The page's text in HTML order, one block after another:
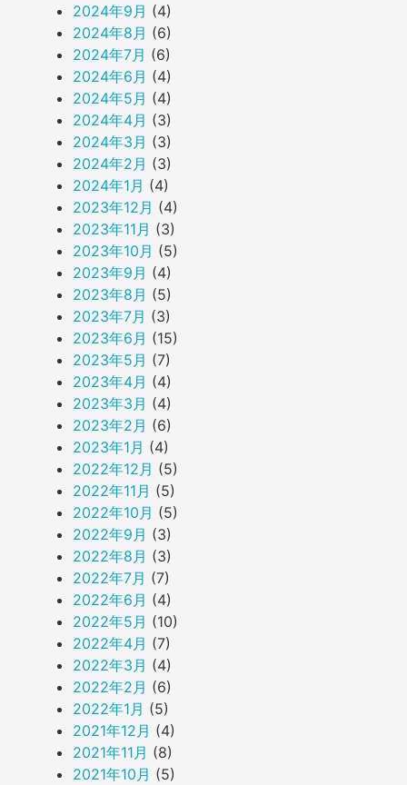
2024年9月 (4)
2024年8月 (6)
2024年7月 (6)
2024年6月 (4)
2024年5月 (4)
2024年4月 (3)
2024年3月 (3)
2024年2月 (3)
2024年1月 (4)
2023年12月 (4)
2023年11月 (3)
2023年10月 (5)
2023年9月 (4)
2023年8月 (5)
2023年7月 (3)
2023年6月 (15)
2023年5月 (7)
2023年4月 (4)
2023年3月 (4)
2023年2月 (6)
2023年1月 (4)
2022年12月 (5)
2022年11月 (5)
2022年10月 (5)
2022年9月 (3)
2022年8月 (3)
2022年7月 (7)
2022年6月 (4)
2022年5月 (10)
2022年4月 (7)
2022年3月 (4)
2022年2月 (6)
2022年1月 (5)
2021年12月 (4)
2021年11月 (8)
2021年10月 (5)